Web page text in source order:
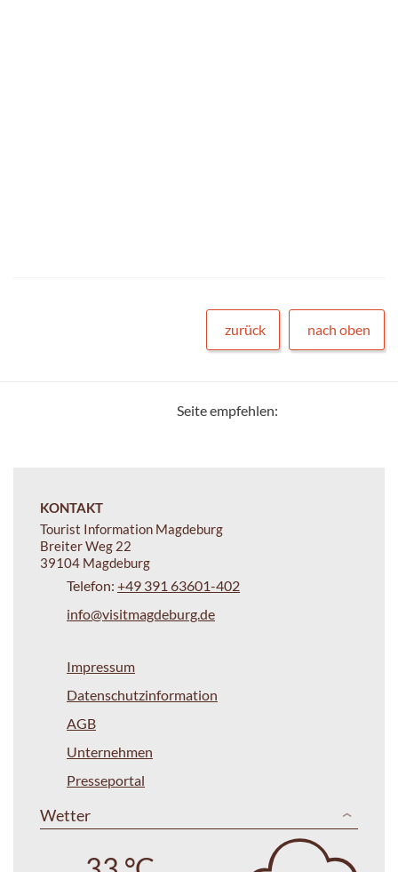
zurück nach oben
Seite empfehlen:
KONTAKT
Tourist Information Magdeburg
Breiter Weg 22
39104 Magdeburg
Telefon: +49 391 63601-402
info@visitmagdeburg.de
Impressum
Datenschutzinformation
AGB
Unternehmen
Presseportal
Wetter